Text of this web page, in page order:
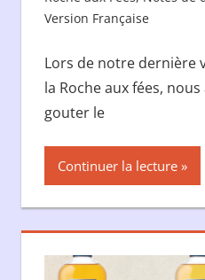
Version Française
Lors de notre dernière
la Roche aux fées,
gouter le
Continuer la lecture